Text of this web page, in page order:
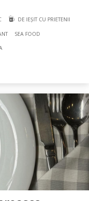
DE IEȘIT CU PRIETENII
SEA FOOD